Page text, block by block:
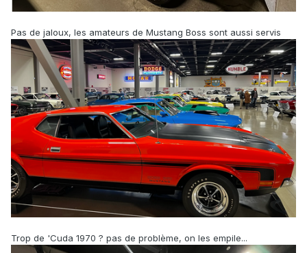
Pas de jaloux, les amateurs de Mustang Boss sont aussi servis
Trop de 'Cuda 1970 ? pas de problème, on les empile...